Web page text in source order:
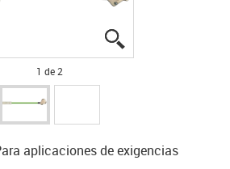
1 de 2
aplicaciones de exigencias